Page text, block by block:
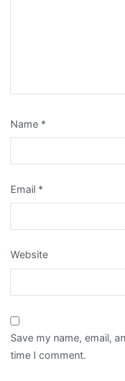
Name *
Email *
Website
Save my name, email,
time I comment.